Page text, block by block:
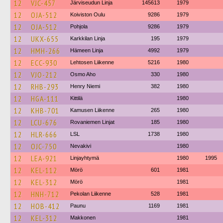
12 VJC-457 Järviseudun Linja 145613 1979
12 OJA-512 Koiviston Oulu 9286 1979
12 OJA-512 Pohjola 9286 1979
12 UKX-655 Karkkilan Linja 195 1979
12 HMH-266 Hämeen Linja 4992 1979
12 ECC-930 Lehtosen Liikenne 5216 1980
12 VJO-212 Osmo Aho 330 1980
12 RHB-293 Henry Niemi 382 1980
12 HGA-111 Kittilä 1980
12 KHB-701 Kamusen Liikenne 265 1980
12 LCU-676 Rovaniemen Linjat 185 1980
12 HLR-666 LSL 1738 1980
12 OJC-750 Nevakivi 1980
12 LEA-921 Linjayhtymä 1980 1995
12 KEL-112 Mörö 601 1981
12 KEL-312 Mörö 1981
12 HNH-712 Pekolan Liikenne 528 1981
12 HOB-412 Paunu 1169 1981
12 KEL-312 Makkonen 1981